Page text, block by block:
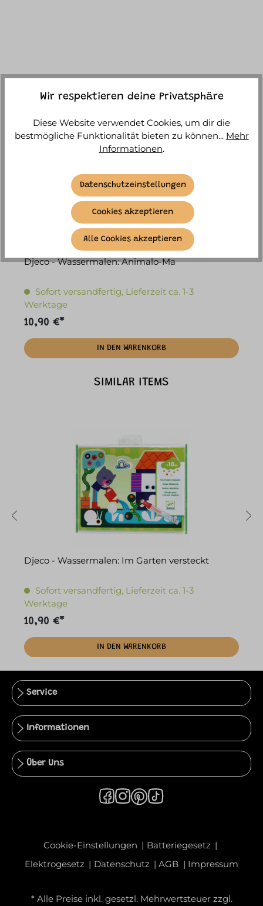
Djeco - Wassermalen: Animalo-Ma
Sofort versandfertig, Lieferzeit ca. 1-3
Werktage
10,90 €*
IN DEN WARENKORB
SIMILAR ITEMS
Djeco - Wassermalen: Im Garten versteckt
Sofort versandfertig, Lieferzeit ca. 1-3
Werktage
10,90 €*
IN DEN WARENKORB
Service
Informationen
Über Uns
Cookie-Einstellungen
Batteriegesetz
Elektrogesetz
Datenschutz AGB Impressum
* Alle Preise inkl. gesetzl. Mehrwertsteuer zzgl.
Wir respektieren deine Privatsphäre
Diese Website verwendet Cookies, um dir die
bestmögliche Funktionalität bieten zu können... Mehr
Informationen.
Datenschutzeinstellungen
Cookies akzeptieren
Alle Cookies akzeptieren